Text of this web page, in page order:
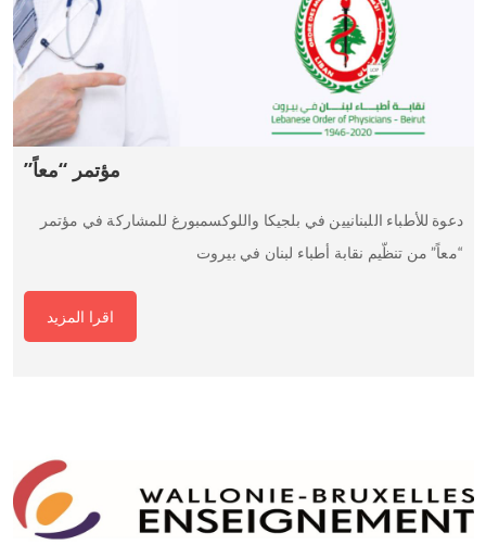
مؤتمر “معاً”
دعوة للأطباء اللبنانيين في بلجيكا واللوكسمبورغ للمشاركة في مؤتمر
“معاً” من تنظّيم نقابة أطباء لبنان في بيروت
اقرا المزيد